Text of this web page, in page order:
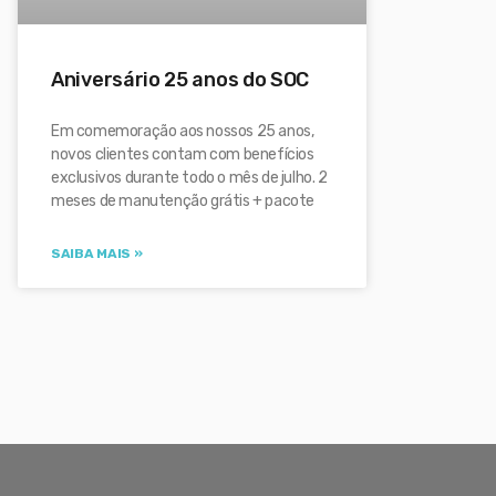
Aniversário 25 anos do SOC
Em comemoração aos nossos 25 anos,
novos clientes contam com benefícios
exclusivos durante todo o mês de julho. 2
meses de manutenção grátis + pacote
SAIBA MAIS »